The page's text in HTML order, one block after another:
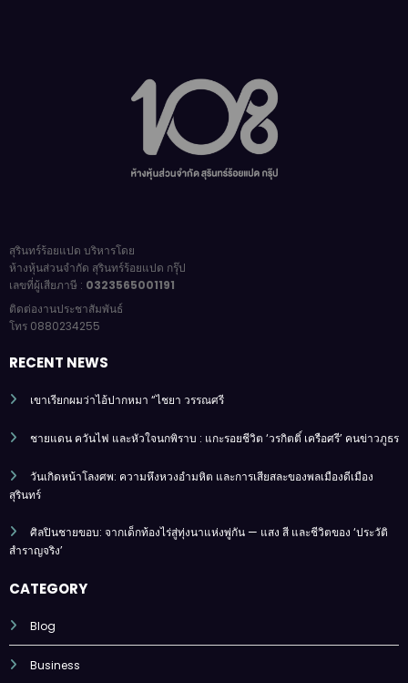
สุรินทร์ร้อยแปด บริหารโดย
ห้างหุ้นส่วนจำกัด สุรินทร์ร้อยแปด กรุ๊ป
เลขที่ผู้เสียภาษี : 0323565001191
ติดต่องานประชาสัมพันธ์
โทร 0880234255
RECENT NEWS
เขาเรียกผมว่าไอ้ปากหมา “ไชยา วรรณศรี
ชายแดน ควันไฟ และหัวใจนกพิราบ : แกะรอยชีวิต ‘วรกิตติ์ เครือศรี’ คนข่าวภูธร
วันเกิดหน้าโลงศพ: ความหึงหวงอำมหิต และการเสียสละของพลเมืองดีเมือง
สุรินทร์
ศิลปินชายขอบ: จากเด็กท้องไร่สู่ทุ่งนาแห่งพู่กัน — แสง สี และชีวิตของ ‘ประวัติ
สำราญจริง’
CATEGORY
Blog
Business